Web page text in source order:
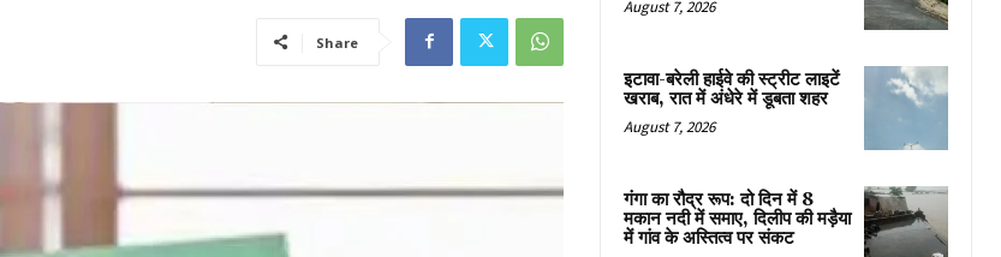
Share
August 7, 2026
इटावा-बरेली हाईवे की स्ट्रीट लाइटें
खराब, रात में अंधेरे में डूबता शहर
August 7, 2026
गंगा का रौद्र रूप: दो दिन में 8
मकान नदी में समाए, दिलीप की मड़ैया
में गांव के अस्तित्व पर संकट